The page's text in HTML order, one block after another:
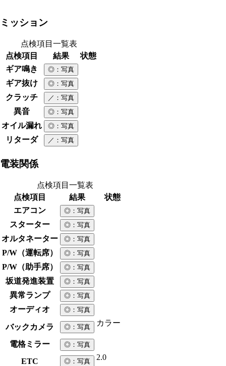
ミッション
点検項目一覧表
点検項目
結果
状態
ギア鳴き
◎ ：写真
ギア抜け ◎ ：写真
クラッチ ／ ：写真
異音 ◎ ：写真
オイル漏れ ◎ ：写真
リターダ ／ ：写真
電装関係
点検項目一覧表
点検項目
結果
状態
エアコン
◎ ：写真
スターター ◎ ：写真
オルタネーター ◎ ：写真
P/W（運転席） ◎ ：写真
P/W（助手席） ◎ ：写真
坂道発進装置 ◎ ：写真
異常ランプ ◎ ：写真
オーディオ ◎ ：写真
バックカメラ ◎ ：写真 カラー
電格ミラー ◎ ：写真
ETC ◎ ：写真 2.0